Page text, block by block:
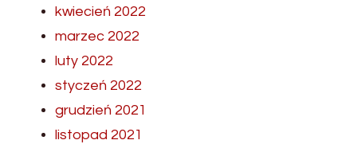
kwiecień 2022
marzec 2022
luty 2022
styczeń 2022
grudzień 2021
listopad 2021